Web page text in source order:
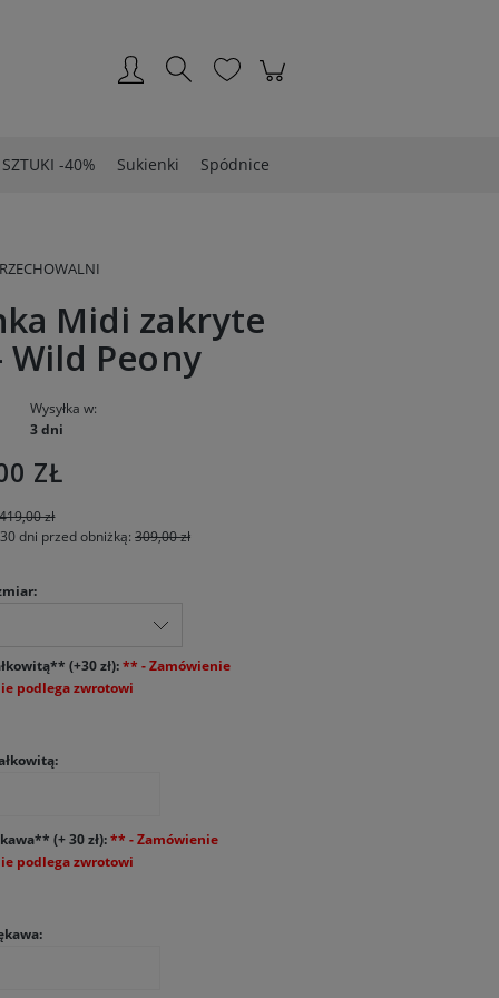
-40% Sukienki Spódnice
Midi zakryte
Wild Peony
Wysyłka w:
3 dni
ZŁ
419,00 zł
dni przed obniżką:309,00 zł
(+30 zł):
(+ 30 zł):